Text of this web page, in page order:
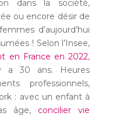
dans la société,
ou encore désir de
d’aujourd’hui
! Selon l’Insee,
en France en 2022,
a 30 ans. Heures
professionnels,
: avec un enfant à
âge, concilier vie